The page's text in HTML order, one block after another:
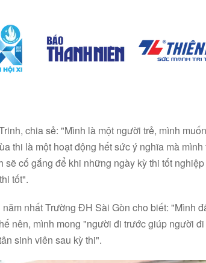
chia sẻ: "Mình là một người trẻ, mình
thi là một hoạt động hết sức ý nghĩa mà
sẽ cố gắng để khi những ngày kỳ thi tốt
tốt".
nhất Trường ĐH Sài Gòn cho biết: "Mình
nên, mình mong "người đi trước giúp người
sinh viên sau kỳ thi".